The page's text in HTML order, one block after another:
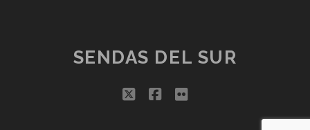
SENDAS DEL SUR
twitterfacebook
flickr